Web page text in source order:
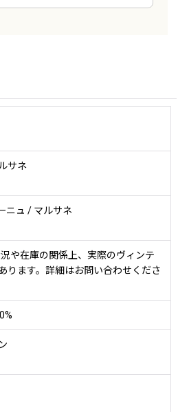
サネ
ニュ / マルサネ
在庫の関係上、実際のヴィンテ
ります。詳細はお問い合わせくださ